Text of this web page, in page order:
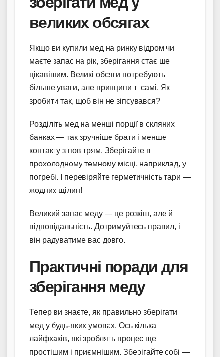
великих обсягах
Якщо ви купили мед на ринку відром чи
маєте запас на рік, зберігання стає ще
цікавішим. Великі обсяги потребують
більше уваги, але принципи ті самі. Як
зробити так, щоб він не зіпсувався?
Розділіть мед на менші порції в скляних
банках — так зручніше брати і менше
контакту з повітрям. Зберігайте в
прохолодному темному місці, наприклад, у
погребі. І перевіряйте герметичність тари —
жодних щілин!
Великий запас меду — це розкіш, але й
відповідальність. Дотримуйтесь правил, і
він радуватиме вас довго.
Практичні поради для
зберігання меду
Тепер ви знаєте, як правильно зберігати
мед у будь-яких умовах. Ось кілька
лайфхаків, які зроблять процес ще
простішим і приємнішим. Зберігайте собі —